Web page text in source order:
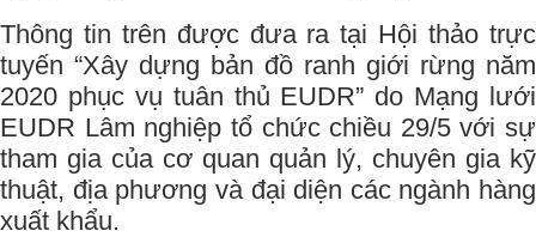
Thông tin trên được đưa ra tại Hội thảo trực
tuyến “Xây dựng bản đồ ranh giới rừng năm
2020 phục vụ tuân thủ EUDR” do Mạng lưới
EUDR Lâm nghiệp tổ chức chiều 29/5 với sự
tham gia của cơ quan quản lý, chuyên gia kỹ
thuật, địa phương và đại diện các ngành hàng
xuất khẩu.